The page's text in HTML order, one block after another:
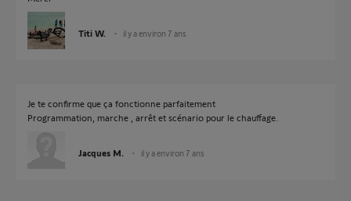
Titi W. il y a environ 7 ans
Je te confirme que ça fonctionne parfaitement
Programmation, marche , arrêt et scénario pour le chauffage.
Jacques M. il y a environ 7 ans